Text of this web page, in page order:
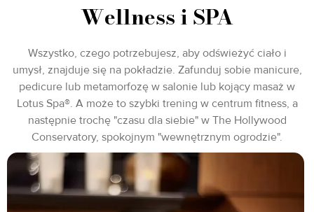
Wellness i SPA
Wszystko, czego potrzebujesz, aby odświeżyć ciało i
umysł, znajduje się na pokładzie. Zafunduj sobie manicure,
pedicure lub metamorfozę w salonie lub kojący masaż w
Lotus Spa®. A może to szybki trening w centrum fitness, a
następnie trochę "czasu dla siebie" w The Hollywood
Conservatory, spokojnym "wewnętrznym ogrodzie".